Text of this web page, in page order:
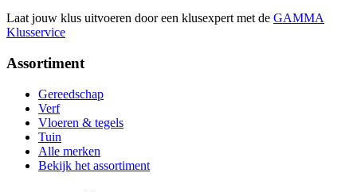
Laat jouw klus uitvoeren door een klusexpert met de GAMMA
Klusservice
Assortiment
Gereedschap
Verf
Vloeren & tegels
Tuin
Alle merken
Bekijk het assortiment